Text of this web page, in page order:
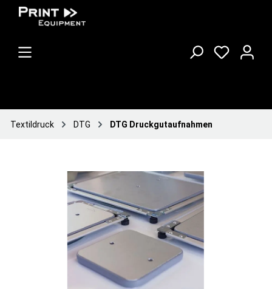
Textildruck DTG DTG Druckgutaufnahmen